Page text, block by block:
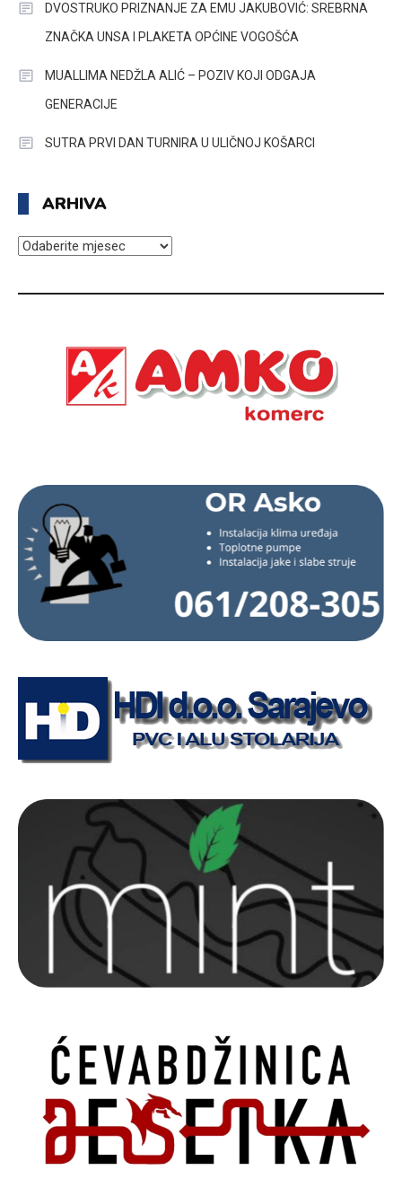
DVOSTRUKO PRIZNANJE ZA EMU JAKUBOVIĆ: SREBRNA
ZNAČKA UNSA I PLAKETA OPĆINE VOGOŠĆA
MUALLIMA NEDŽLA ALIĆ – POZIV KOJI ODGAJA
GENERACIJE
SUTRA PRVI DAN TURNIRA U ULIČNOJ KOŠARCI
ARHIVA
ARHIVA